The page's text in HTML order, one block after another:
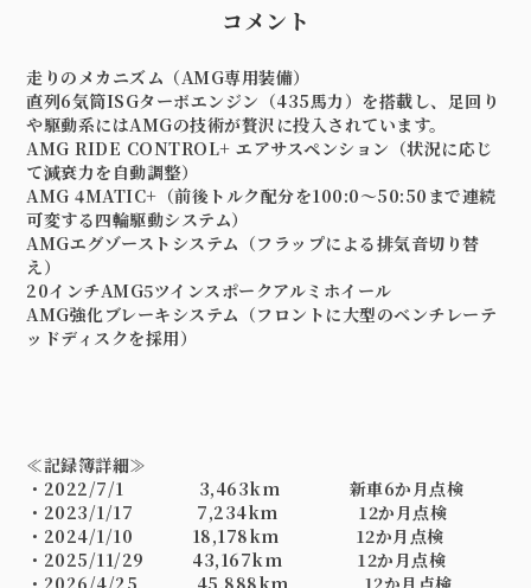
コメント
走りのメカニズム（AMG専用装備）
直列6気筒ISGターボエンジン（435馬力）を搭載し、足回り
や駆動系にはAMGの技術が贅沢に投入されています。
AMG RIDE CONTROL+ エアサスペンション（状況に応じ
て減衰力を自動調整）
AMG 4MATIC+（前後トルク配分を100:0〜50:50まで連続
可変する四輪駆動システム）
AMGエグゾーストシステム（フラップによる排気音切り替
え）
20インチAMG5ツインスポークアルミホイール
AMG強化ブレーキシステム（フロントに大型のベンチレーテ
ッドディスクを採用）
≪記録簿詳細≫
・2022/7/1 3,463km 新車6か月点検
・2023/1/17 7,234km 12か月点検
・2024/1/10 18,178km 12か月点検
・2025/11/29 43,167km 12か月点検